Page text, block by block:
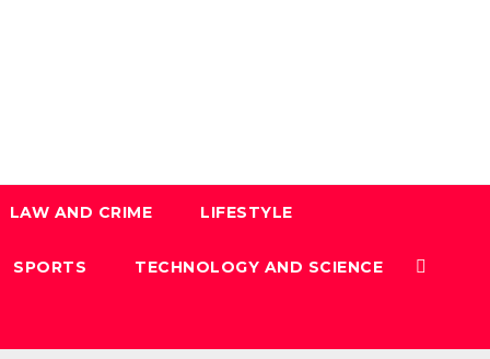
LAW AND CRIME LIFESTYLE
SPORTS TECHNOLOGY AND SCIENCE